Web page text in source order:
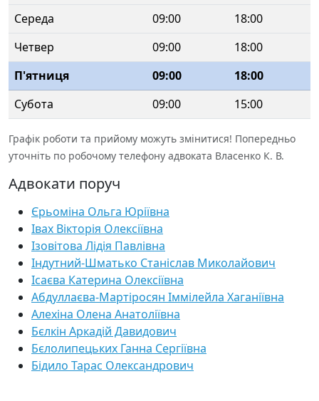
Середа
09:00
18:00
Четвер
09:00
18:00
П'ятниця
09:00
18:00
Субота
09:00 15:00
Графік роботи та прийому можуть змінитися! Попередньо
уточніть по робочому телефону адвоката Власенко К. В.
Адвокати поруч
Єрьоміна Ольга Юріївна
Івах Вікторія Олексіївна
Ізовітова Лідія Павлівна
Індутний-Шматько Станіслав Миколайович
Ісаєва Катерина Олексіївна
Абдуллаєва-Мартіросян Іммілейла Хаганіївна
Алехіна Олена Анатоліївна
Бєлкін Аркадій Давидович
Бєлолипецьких Ганна Сергіївна
Бідило Тарас Олександрович